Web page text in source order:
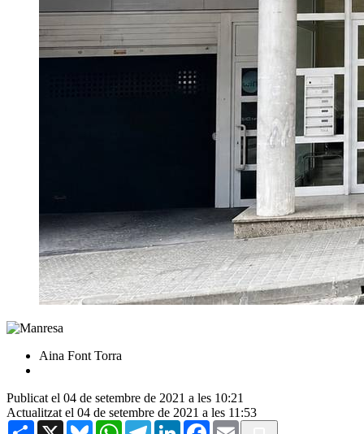
Aina Font Torra
Publicat el 04 de setembre de 2021 a les 10:21
Actualitzat el 04 de setembre de 2021 a les 11:53
Share X BlueskyWhatsAppTelegramLinkedInFacebook
Email